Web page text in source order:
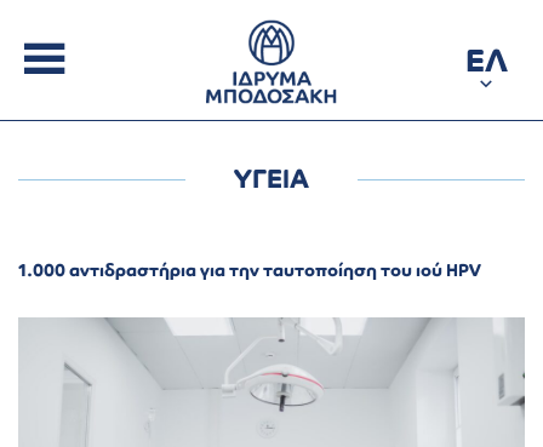
ΕΛ
ΥΓΕΙΑ
1.000 αντιδραστήρια για την ταυτοποίηση του ιού HPV